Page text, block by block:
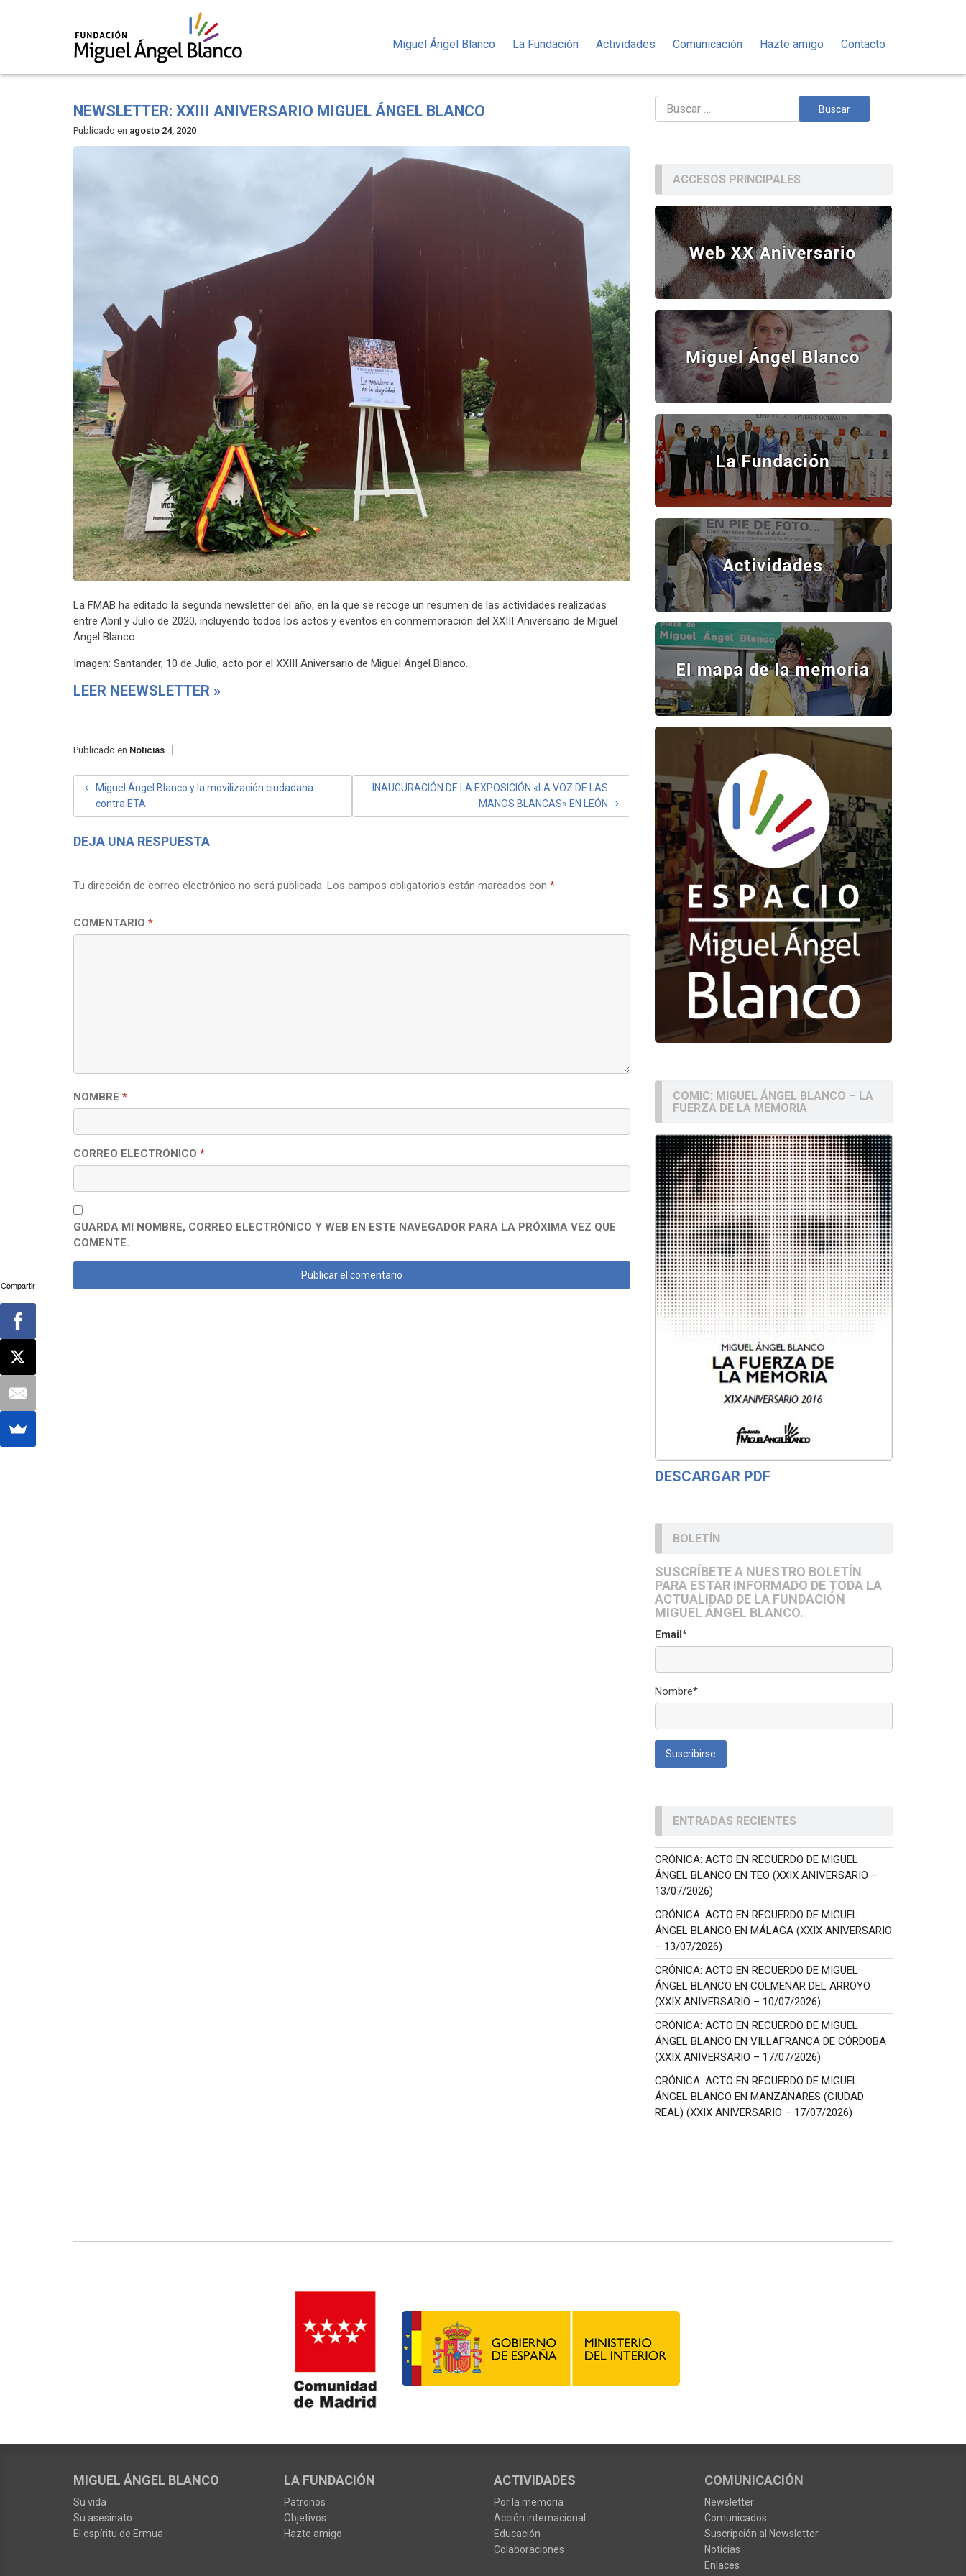
Miguel Ángel Blanco La Fundación Actividades Comunicación Hazte amigo Contacto
NEWSLETTER: XXIII ANIVERSARIO MIGUEL ÁNGEL BLANCO
Publicado en agosto 24, 2020
La FMAB ha editado la segunda newsletter del año, en la que se recoge un resumen de las actividades realizadas
entre Abril y Julio de 2020, incluyendo todos los actos y eventos en conmemoración del XXIII Aniversario de Miguel
Ángel Blanco.
Imagen: Santander, 10 de Julio, acto por el XXIII Aniversario de Miguel Ángel Blanco.
LEER NEEWSLETTER »
Publicado en Noticias
NAVEGACIÓN
DE
ENTRADAS
Miguel Ángel Blanco y la movilización ciudadana
contra ETA
INAUGURACIÓN DE LA EXPOSICIÓN «LA VOZ DE LAS
MANOS BLANCAS» EN LEÓN
DEJA UNA RESPUESTA
Tu dirección de correo electrónico no será publicada. Los campos obligatorios están marcados con *
COMENTARIO *
NOMBRE *
CORREO ELECTRÓNICO *
GUARDA MI NOMBRE, CORREO ELECTRÓNICO Y WEB EN ESTE NAVEGADOR PARA LA PRÓXIMA VEZ QUE
COMENTE.
Buscar:
ACCESOS PRINCIPALES
COMIC: MIGUEL ÁNGEL BLANCO – LA
FUERZA DE LA MEMORIA
DESCARGAR PDF
BOLETÍN
SUSCRÍBETE A NUESTRO BOLETÍN
PARA ESTAR INFORMADO DE TODA LA
ACTUALIDAD DE LA FUNDACIÓN
MIGUEL ÁNGEL BLANCO.
Email*
Nombre*
ENTRADAS RECIENTES
CRÓNICA: ACTO EN RECUERDO DE MIGUEL
ÁNGEL BLANCO EN TEO (XXIX ANIVERSARIO –
13/07/2026)
CRÓNICA: ACTO EN RECUERDO DE MIGUEL
ÁNGEL BLANCO EN MÁLAGA (XXIX ANIVERSARIO
– 13/07/2026)
CRÓNICA: ACTO EN RECUERDO DE MIGUEL
ÁNGEL BLANCO EN COLMENAR DEL ARROYO
(XXIX ANIVERSARIO – 10/07/2026)
CRÓNICA: ACTO EN RECUERDO DE MIGUEL
ÁNGEL BLANCO EN VILLAFRANCA DE CÓRDOBA
(XXIX ANIVERSARIO – 17/07/2026)
CRÓNICA: ACTO EN RECUERDO DE MIGUEL
ÁNGEL BLANCO EN MANZANARES (CIUDAD
REAL) (XXIX ANIVERSARIO – 17/07/2026)
MIGUEL ÁNGEL BLANCO
Su vida
Su asesinato
El espíritu de Ermua
LA FUNDACIÓN
Patronos
Objetivos
Hazte amigo
ACTIVIDADES
Por la memoria
Acción internacional
Educación
Colaboraciones
COMUNICACIÓN
Newsletter
Comunicados
Suscripción al Newsletter
Noticias
Enlaces
Compartir